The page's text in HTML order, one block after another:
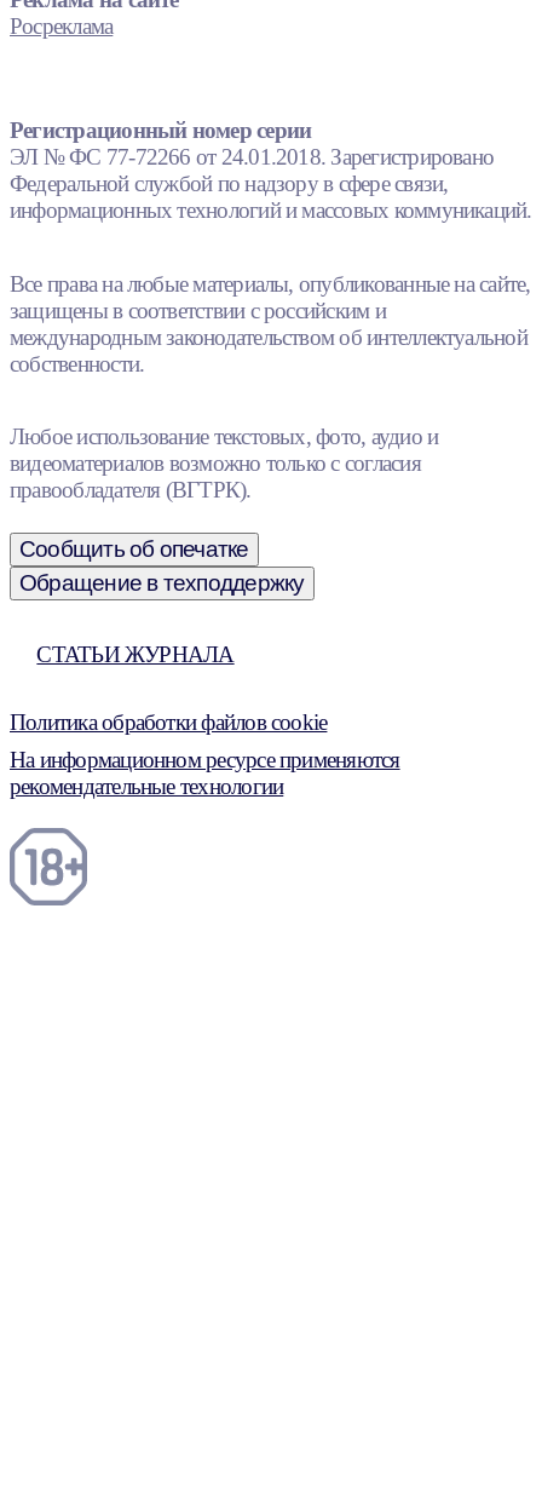
Росреклама
Регистрационный номер серии
ЭЛ № ФС 77-72266 от 24.01.2018. Зарегистрировано
Федеральной службой по надзору в сфере связи,
информационных технологий и массовых коммуникаций.
Все права на любые материалы, опубликованные на сайте,
защищены в соответствии с российским и
международным законодательством об интеллектуальной
собственности.
Любое использование текстовых, фото, аудио и
видеоматериалов возможно только с согласия
правообладателя (ВГТРК).
Сообщить об опечатке
Обращение в техподдержку
СТАТЬИ ЖУРНАЛА
Политика обработки файлов cookie
На информационном ресурсе применяются
рекомендательные технологии